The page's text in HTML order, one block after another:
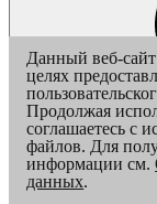
Данный веб-
целях
Продолжая
соглашаетесь с
файлов. Для
информации см.
данных.